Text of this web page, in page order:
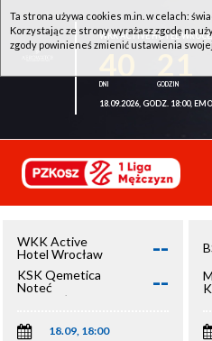
WKK ACTIVE HOTEL
18.09.2026, GODZ. 18:00,
WKK Active
Hotel Wrocław
--
KSK Qemetica
Noteć
Inowrocław
--
18.09, 18:00
Ta strona używa cookies m.in. w celach:
Korzystając ze strony wyrażasz zgodę na
zgody powinieneś zmienić ustawienia